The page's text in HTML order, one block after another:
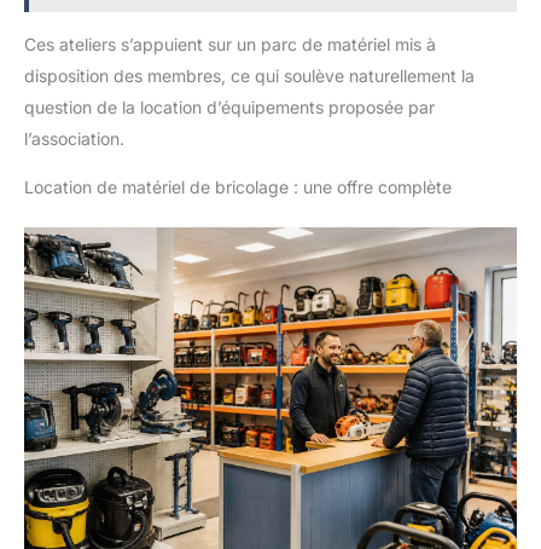
Ces ateliers s’appuient sur un parc de matériel mis à
disposition des membres, ce qui soulève naturellement la
question de la location d’équipements proposée par
l’association.
Location de matériel de bricolage : une offre complète